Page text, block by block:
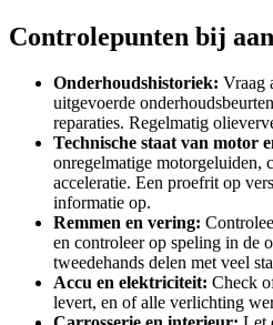
Controlepunten bij
Onderhoudshistoriek: Vraag
uitgevoerde
reparaties. Regelmatig
Technische staat van motor
onregelmatige motorgeluiden,
acceleratie. Een proefrit op
informatie op.
Remmen en vering:
en controleer op speling in de
tweedehands delen met veel
Accu en elektriciteit: Check
levert, en of alle verlichting